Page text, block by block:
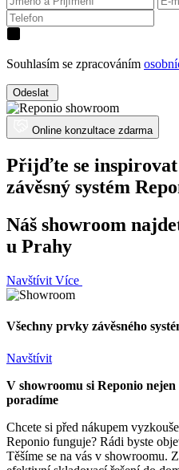
Souhlasím se zpracováním
Odeslat
Online konzultace zdarma
Přijďte se inspirovat
závěsný systém
Náš showroom
u Prahy
Navštívit Více
Všechny prvky závěsného
Navštívit
V showroomu si Reponio nejen
poradíme
Chcete si před nákupem
Reponio funguje? Rádi byste
Těšíme se na vás v showroomu.